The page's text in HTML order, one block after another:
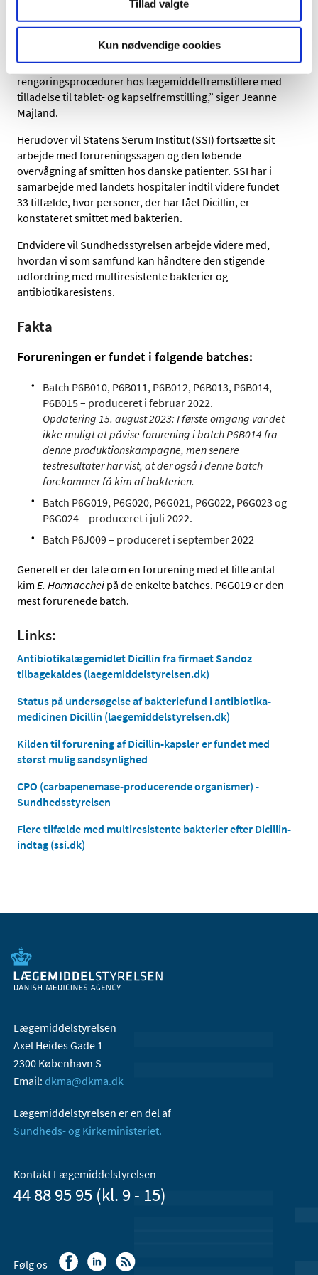
Tillad valgte
Kun nødvendige cookies
udvikles og indføres tests for resistente bakterieri
forbindelse med frigivelsen af ikke-sterile lægemidler.
Desuden vil vi iværksætte en national GMP-
inspektionskampagne med fokus på hygiejne og
rengøringsprocedurer hos lægemiddelfremstillere med
tilladelse til tablet- og kapselfremstilling,” siger Jeanne
Majland.
Herudover vil Statens Serum Institut (SSI) fortsætte sit
arbejde med forureningssagen og den løbende
overvågning af smitten hos danske patienter. SSI har i
samarbejde med landets hospitaler indtil videre fundet
33 tilfælde, hvor personer, der har fået Dicillin, er
konstateret smittet med bakterien.
Endvidere vil Sundhedsstyrelsen arbejde videre med,
hvordan vi som samfund kan håndtere den stigende
udfordring med multiresistente bakterier og
antibiotikaresistens.
Fakta
Forureningen er fundet i følgende batches:
Batch P6B010, P6B011, P6B012, P6B013, P6B014,
P6B015 – produceret i februar 2022.
Opdatering 15. august 2023: I første omgang var det
ikke muligt at påvise forurening i batch P6B014 fra
denne produktionskampagne, men senere
testresultater har vist, at der også i denne batch
forekommer få kim af bakterien.
Batch P6G019, P6G020, P6G021, P6G022, P6G023 og
P6G024 – produceret i juli 2022.
Batch P6J009 – produceret i september 2022
Generelt er der tale om en forurening med et lille antal
kim E. Hormaechei på de enkelte batches. P6G019 er den
mest forurenede batch.
Links:
Antibiotikalægemidlet Dicillin fra firmaet Sandoz
tilbagekaldes (laegemiddelstyrelsen.dk)
Status på undersøgelse af bakteriefund i antibiotika-
medicinen Dicillin (laegemiddelstyrelsen.dk)
Kilden til forurening af Dicillin-kapsler er fundet med
størst mulig sandsynlighed
CPO (carbapenemase-producerende organismer) -
Sundhedsstyrelsen
Flere tilfælde med multiresistente bakterier efter Dicillin-
indtag (ssi.dk)
Lægemiddelstyrelsen
Axel Heides Gade 1
2300 København S
Email: dkma@dkma.dk
Lægemiddelstyrelsen er en del af
Sundheds- og Kirkeministeriet.
Kontakt Lægemiddelstyrelsen
44 88 95 95 (kl. 9 - 15)
Følg os